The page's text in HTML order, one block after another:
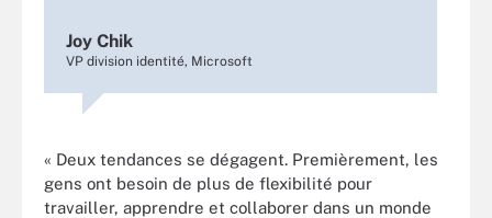
Joy Chik
VP division identité, Microsoft
« Deux tendances se dégagent. Premièrement, les
gens ont besoin de plus de flexibilité pour
travailler, apprendre et collaborer dans un monde